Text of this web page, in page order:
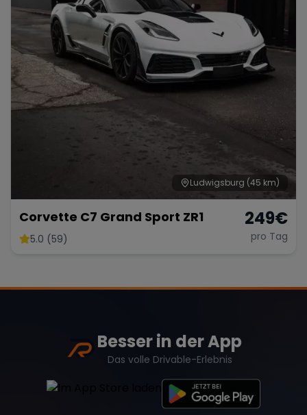
Ludwigsburg (45 km)
Corvette C7 Grand Sport ZR1
5.0 (59)
249€
pro Tag
Besser in der App
Das volle Drivable-Erlebnis